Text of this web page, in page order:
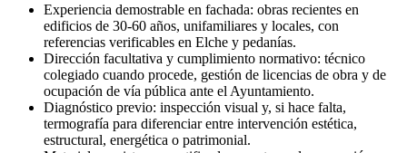
Experiencia demostrable en fachada: obras recientes en
edificios de 30-60 años, unifamiliares y locales, con
referencias verificables en Elche y pedanías.
Dirección facultativa y cumplimiento normativo: técnico
colegiado cuando procede, gestión de licencias de obra y de
ocupación de vía pública ante el Ayuntamiento.
Diagnóstico previo: inspección visual y, si hace falta,
termografía para diferenciar entre intervención estética,
estructural, energética o patrimonial.